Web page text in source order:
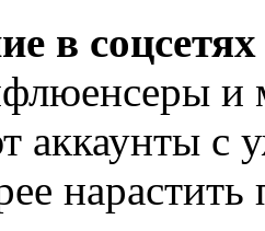
в соцсетях
и
аккаунты с
нарастить